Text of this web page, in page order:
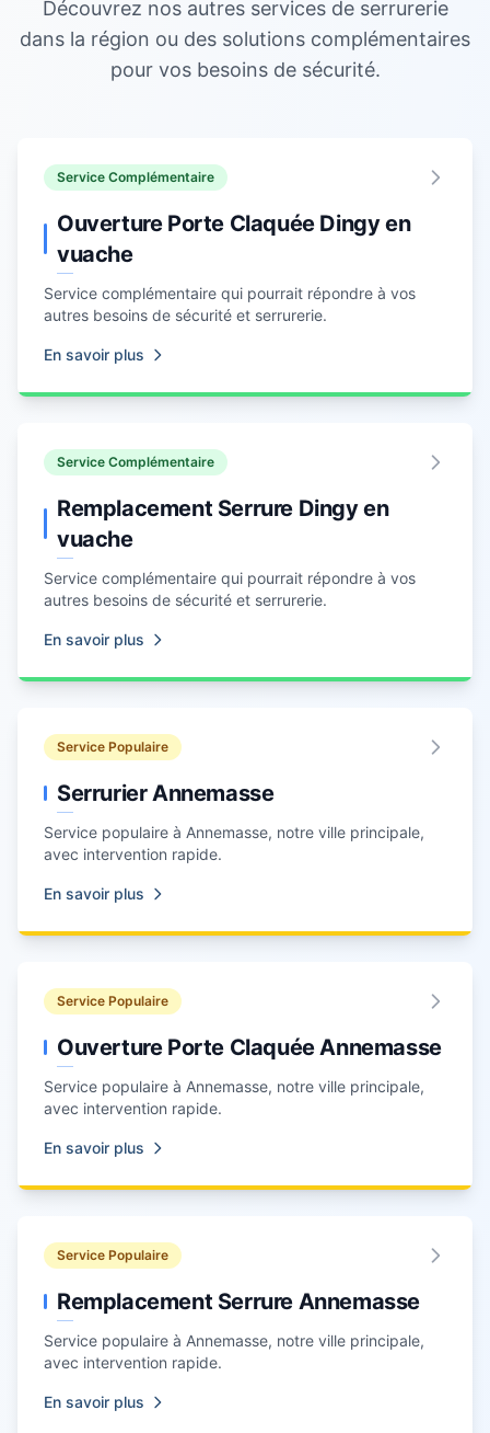
Découvrez nos autres services de serrurerie
dans la région ou des solutions complémentaires
pour vos besoins de sécurité.
Service Complémentaire
Ouverture Porte Claquée Dingy en
vuache
Service complémentaire qui pourrait répondre à vos
autres besoins de sécurité et serrurerie.
En savoir plus
Service Complémentaire
Remplacement Serrure Dingy en
vuache
Service complémentaire qui pourrait répondre à vos
autres besoins de sécurité et serrurerie.
En savoir plus
Service Populaire
Serrurier Annemasse
Service populaire à Annemasse, notre ville principale,
avec intervention rapide.
En savoir plus
Service Populaire
Ouverture Porte Claquée Annemasse
Service populaire à Annemasse, notre ville principale,
avec intervention rapide.
En savoir plus
Service Populaire
Remplacement Serrure Annemasse
Service populaire à Annemasse, notre ville principale,
avec intervention rapide.
En savoir plus